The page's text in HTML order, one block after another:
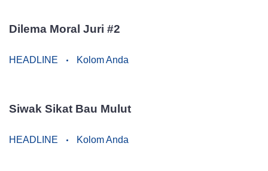
Dilema Moral Juri #2
HEADLINE Kolom Anda
Siwak Sikat Bau Mulut
HEADLINE Kolom Anda